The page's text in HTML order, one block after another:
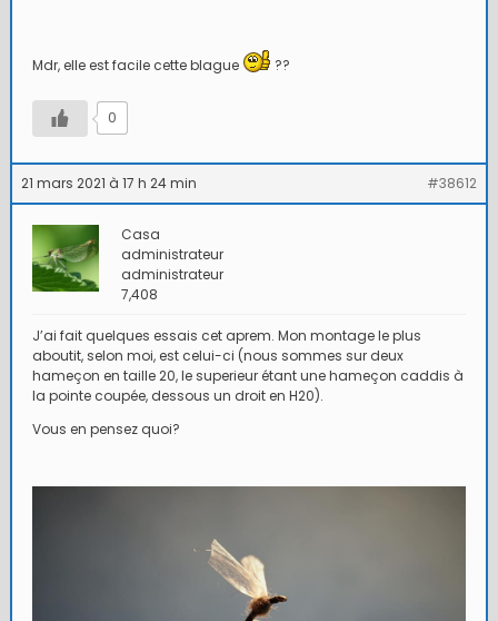
Mdr, elle est facile cette blague ??
0
21 mars 2021 à 17 h 24 min #38612
Casa
administrateur
administrateur
7,408
J’ai fait quelques essais cet aprem. Mon montage le plus
aboutit, selon moi, est celui-ci (nous sommes sur deux
hameçon en taille 20, le superieur étant une hameçon caddis à
la pointe coupée, dessous un droit en H20).
Vous en pensez quoi?